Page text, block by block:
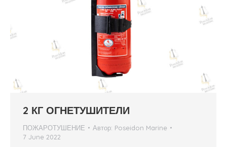
2 КГ ОГНЕТУШИТЕЛИ
ПОЖАРОТУШЕНИЕ Автор: Poseidon Marine
7 June 2022